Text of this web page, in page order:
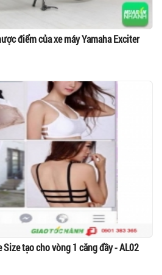
điểm của xe máy Yamaha Exciter
Size tạo cho vòng 1 căng đầy - AL02